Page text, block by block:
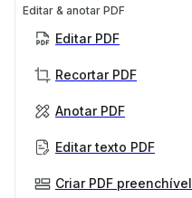
Editar & anotar PDF
Editar PDF
Recortar PDF
Anotar PDF
Editar texto PDF
Criar PDF preenchível